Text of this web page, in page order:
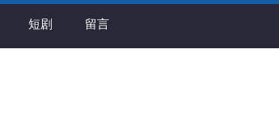
短剧 留言